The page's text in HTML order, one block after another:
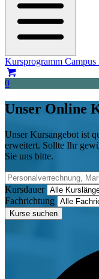
Kursprogramm
0
Unser Online
Unser Kursangebot ist
erweitert. Sollte Ihr
Sie uns bitte.
Kursdauer
Fachrichtung
Kurse suchen